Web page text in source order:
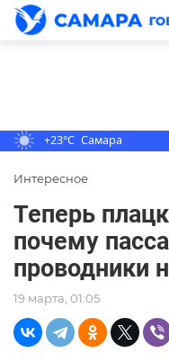
+23°C Самара
Интересное
Теперь
почему
проводники
19 марта, 01:05